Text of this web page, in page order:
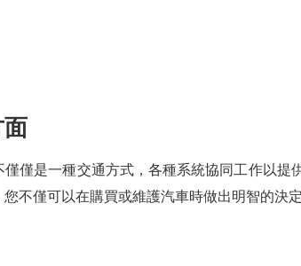
僅是一種交通方式，各種系統協同工作以提
不僅可以在購買或維護汽車時做出明智的決